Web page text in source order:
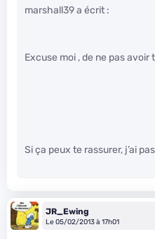
marshall39 a écrit :
Excuse moi , de ne pas avoir
Si ça peux te rassurer, j’ai
JR_Ewing
Le 05/02/2013 à 17h01